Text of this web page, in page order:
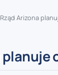
Rząd Arizona
planuje